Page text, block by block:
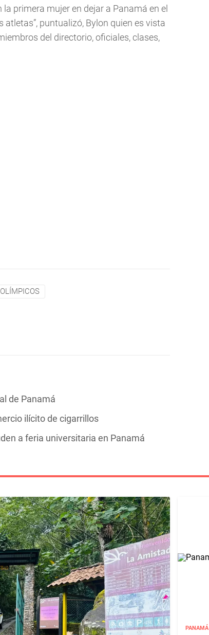
primera mujer en dejar a Panamá en el
puntualizó, Bylon quien es vista
del directorio, oficiales, clases,
de Panamá
ilícito de cigarrillos
a feria universitaria en Panamá
PANAMÁ